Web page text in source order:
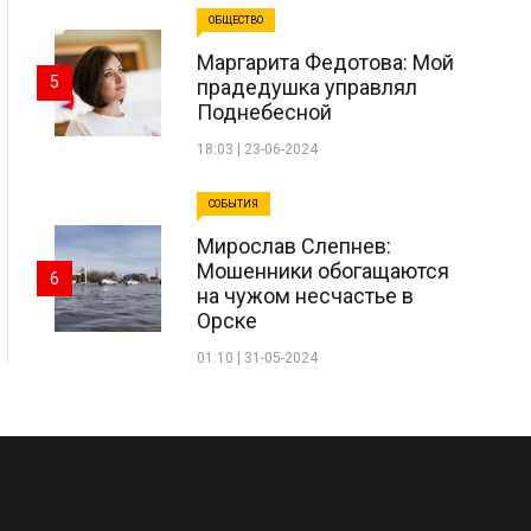
ОБЩЕСТВО
Маргарита Федотова: Мой
прадедушка управлял
Поднебесной
18:03 | 23-06-2024
5
СОБЫТИЯ
Мирослав Слепнев:
Мошенники обогащаются
на чужом несчастье в
Орске
01:10 | 31-05-2024
6